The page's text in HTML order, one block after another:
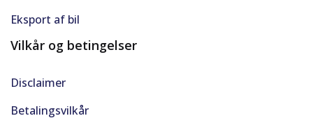
Eksport af bil
Vilkår og betingelser
Disclaimer
Betalingsvilkår